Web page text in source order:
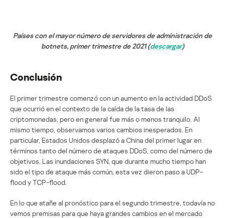
Países con el mayor número de servidores de administración de
botnets, primer trimestre de 2021 (descargar)
Conclusión
El primer trimestre comenzó con un aumento en la actividad DDoS
que ocurrió en el contexto de la caída de la tasa de las
criptomonedas, pero en general fue más o menos tranquilo. Al
mismo tiempo, observamos varios cambios inesperados. En
particular, Estados Unidos desplazó a China del primer lugar en
términos tanto del número de ataques DDoS, como del número de
objetivos. Las inundaciones SYN, que durante mucho tiempo han
sido el tipo de ataque más común, esta vez dieron paso a UDP-
flood y TCP-flood.
En lo que atañe al pronóstico para el segundo trimestre, todavía no
vemos premisas para que haya grandes cambios en el mercado